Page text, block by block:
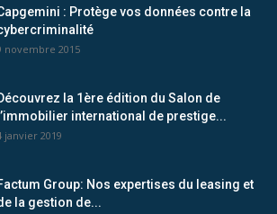
: Protège vos données contre la
novembre 2015
la 1ère édition du Salon de
l’immobilier international de prestige...
janvier 2019
Group: Nos expertises du leasing et
la gestion de...